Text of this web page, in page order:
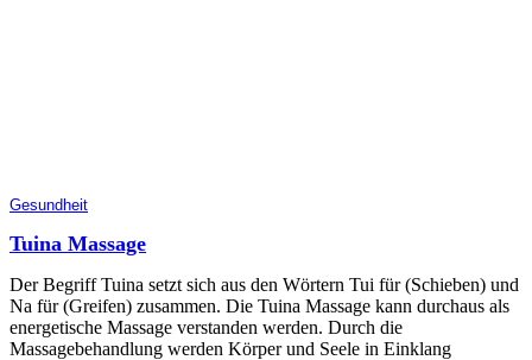
Gesundheit
Tuina Massage
Der Begriff Tuina setzt sich aus den Wörtern Tui für (Schieben) und
Na für (Greifen) zusammen. Die Tuina Massage kann durchaus als
energetische Massage verstanden werden. Durch die
Massagebehandlung werden Körper und Seele in Einklang